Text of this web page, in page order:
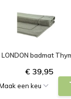
LONDON badmat
€ 39,95